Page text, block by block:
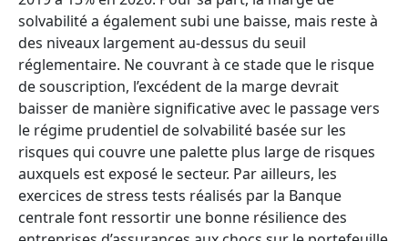
solvabilité a également subi une baisse, mais reste à
des niveaux largement au-dessus du seuil
réglementaire. Ne couvrant à ce stade que le risque
de souscription, l’excédent de la marge devrait
baisser de manière significative avec le passage vers
le régime prudentiel de solvabilité basée sur les
risques qui couvre une palette plus large de risques
auxquels est exposé le secteur. Par ailleurs, les
exercices de stress tests réalisés par la Banque
centrale font ressortir une bonne résilience des